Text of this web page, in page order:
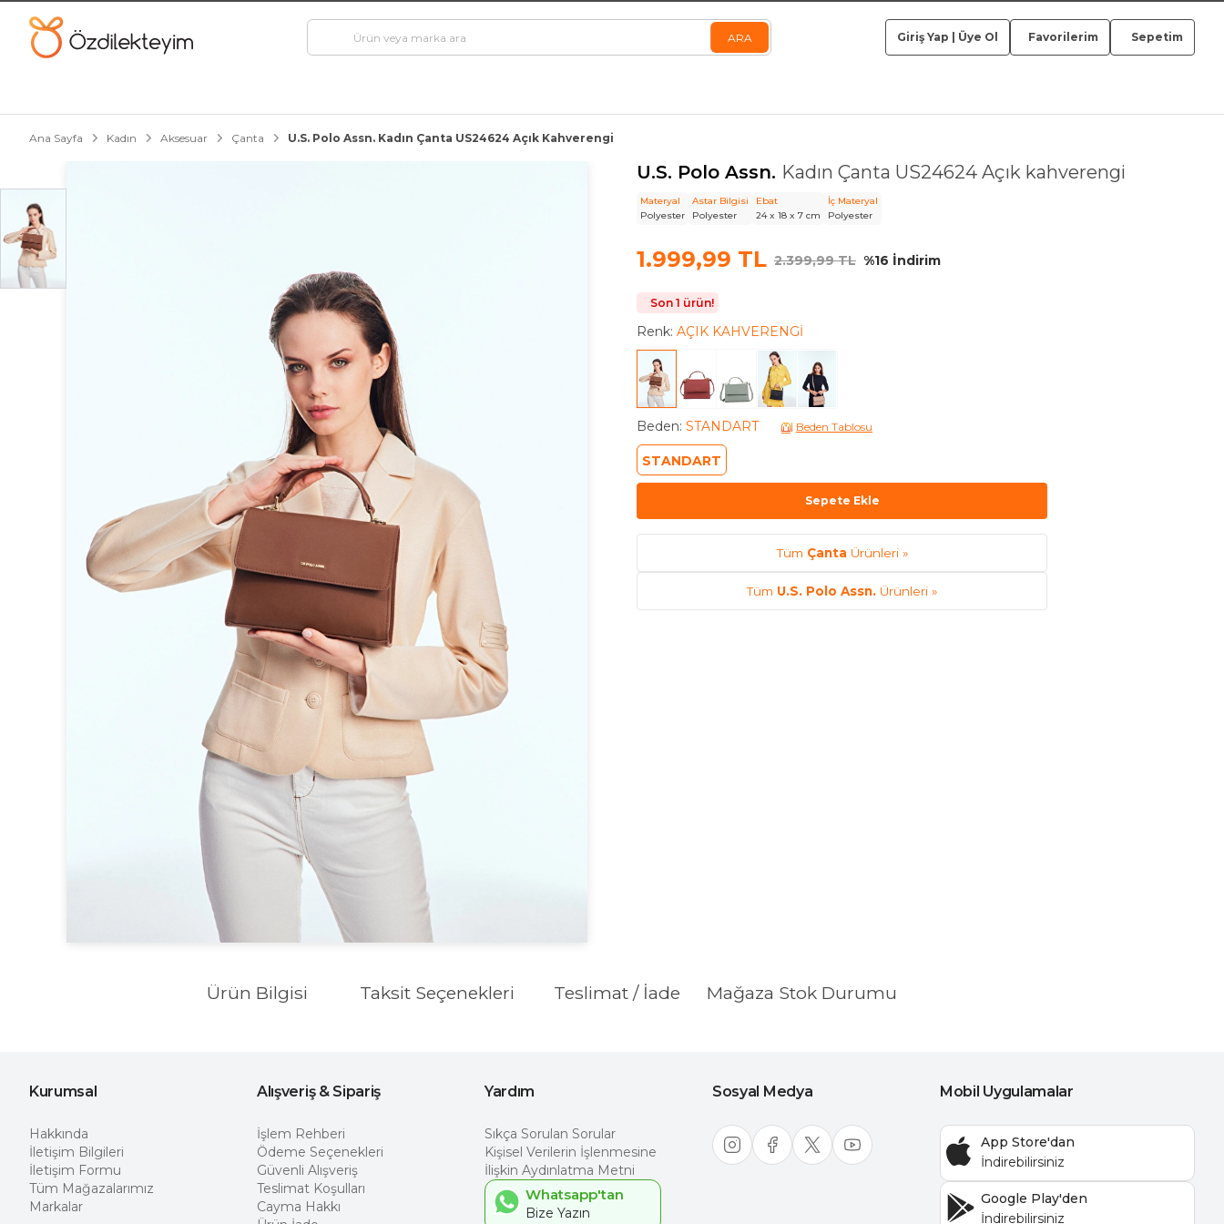
Giriş Yap Üye Ol Favorilerim Sepetim
Ana Sayfa Kadın Aksesuar Çanta U.S. Polo Assn. Kadın Çanta US24624 Açık Kahverengi
U.S. Polo Assn. Kadın Çanta US24624 Açık kahverengi
Materyal
Polyester
Astar Bilgisi
Polyester
Ebat
24 x 18 x 7 cm
İç Materyal
Polyester
1.999,99 TL 2.399,99 TL %16 İndirim
Son 1 ürün!
Renk: AÇIK KAHVERENGİ
Beden: STANDART Beden Tablosu
STANDART
Sepete Ekle
Tüm Çanta Ürünleri »
Tüm U.S. Polo Assn. Ürünleri »
Ürün Bilgisi Taksit Seçenekleri Teslimat / İade Mağaza Stok Durumu
Kurumsal
Hakkında
İletişim Bilgileri
İletişim Formu
Tüm Mağazalarımız
Markalar
Alışveriş & Sipariş
İşlem Rehberi
Ödeme Seçenekleri
Güvenli Alışveriş
Teslimat Koşulları
Cayma Hakkı
Yardım
Sıkça Sorulan Sorular
Kişisel Verilerin İşlenmesine
İlişkin Aydınlatma Metni
Whatsapp'tan
Sosyal Medya Mobil Uygulamalar
App Store'dan
Google Play'den